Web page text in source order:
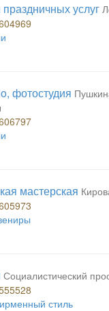
услуг
фотостудия
мастерская
Социалистический
стиль